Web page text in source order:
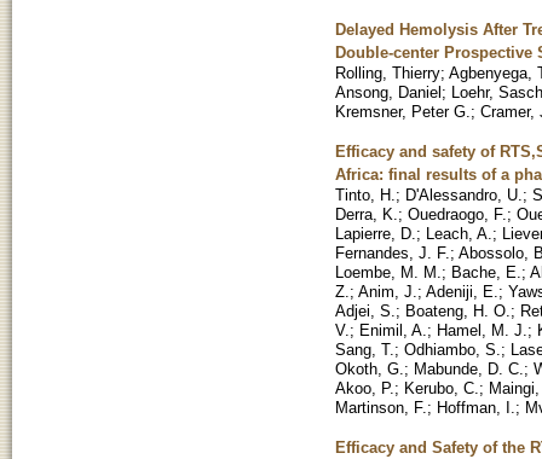
Delayed Hemolysis After
Double-center Prospective
Rolling, Thierry; Agbenyega,
Ansong, Daniel; Loehr,
Kremsner, Peter G. ; Cramer,
Efficacy and safety of
Africa: final results of a
Tinto, H. ; D'Alessandro, U. ;
Derra, K. ; Ouedraogo, F. ;
Lapierre, D. ; Leach, A. ;
Fernandes, J. F. ; Abossolo,
Loembe, M. M. ; Bache, E. ;
Z. ; Anim, J. ; Adeniji, E. ;
Adjei, S. ; Boateng, H. O. ;
V. ; Enimil, A. ; Hamel, M. J. ;
Sang, T. ; Odhiambo, S. ;
Okoth, G. ; Mabunde, D. C. ;
Akoo, P. ; Kerubo, C. ;
Martinson, F. ; Hoffman, I. ;
Efficacy and Safety of the